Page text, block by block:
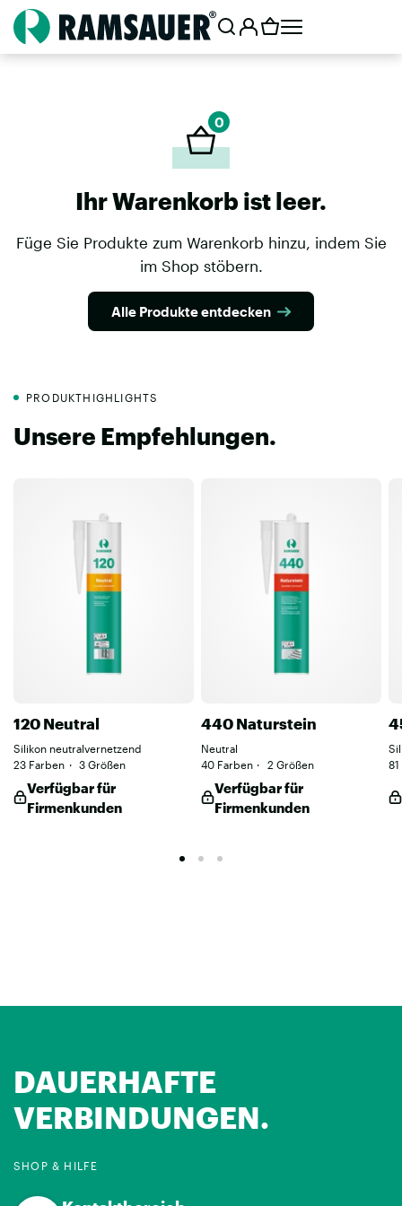
0
Ihr Warenkorb ist leer.
Füge Sie Produkte zum Warenkorb hinzu, indem Sie
im Shop stöbern.
Alle Produkte entdecken
PRODUKTHIGHLIGHTS
Unsere Empfehlungen.
120 Neutral
Silikon neutralvernetzend
23 Farben
3 Größen
Verfügbar für
Firmenkunden
440 Naturstein
Neutral
40 Farben
2 Größen
Verfügbar für
Firmenkunden
DAUERHAFTE
VERBINDUNGEN.
SHOP & HILFE